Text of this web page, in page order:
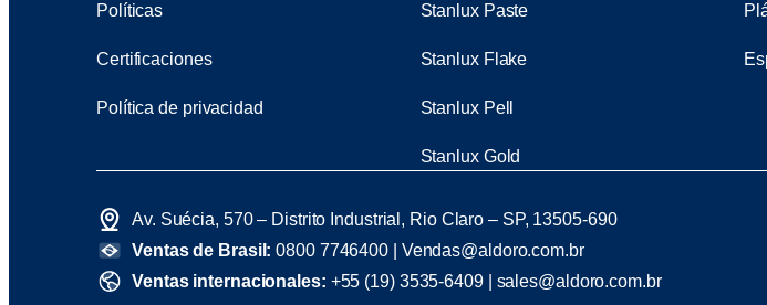
Políticas
Certificaciones
Política de privacidad
Stanlux Paste
Stanlux Flake
Stanlux Pell
Stanlux Gold
Av. Suécia, 570 – Distrito Industrial, Rio Claro – SP, 13505-690
Ventas de Brasil: 0800 7746400 | Vendas@aldoro.com.br
Ventas internacionales: +55 (19) 3535-6409 | sales@aldoro.com.br